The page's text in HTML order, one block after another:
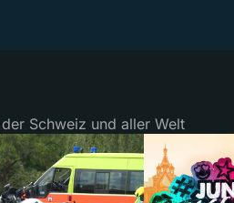
Schweiz und aller Welt